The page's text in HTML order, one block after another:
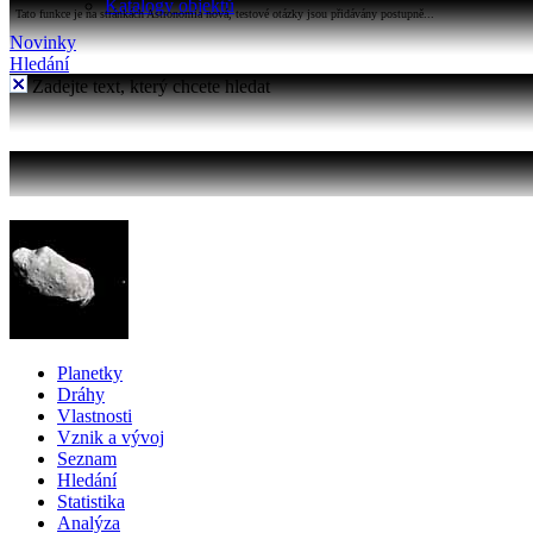
Katalogy objektů
Tato funkce je na stránkách Astronomia nová, testové otázky jsou přidávány postupně...
Novinky
Hledání
Zadejte text, který chcete hledat
Planetky
Dráhy
Vlastnosti
Vznik a vývoj
Seznam
Hledání
Statistika
Analýza